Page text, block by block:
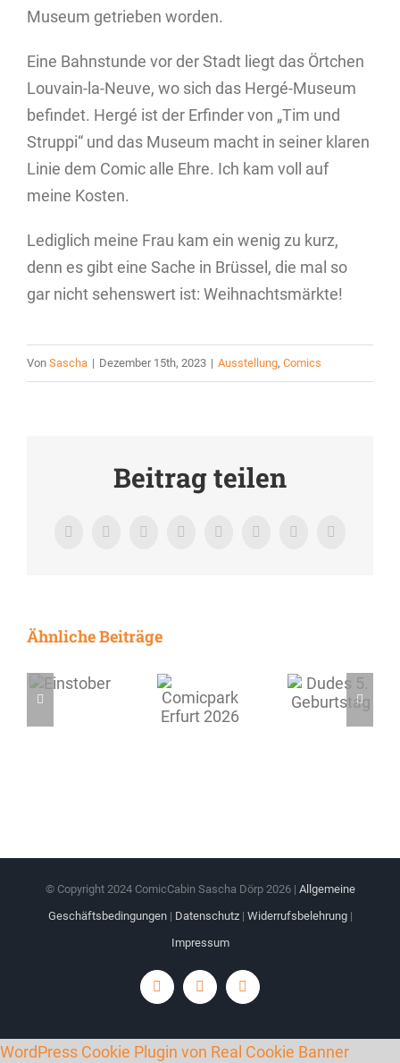
Museum getrieben worden.
Eine Bahnstunde vor der Stadt liegt das Örtchen
Louvain-la-Neuve, wo sich das Hergé-Museum
befindet. Hergé ist der Erfinder von „Tim und
Struppi“ und das Museum macht in seiner klaren
Linie dem Comic alle Ehre. Ich kam voll auf
meine Kosten.
Lediglich meine Frau kam ein wenig zu kurz,
denn es gibt eine Sache in Brüssel, die mal so
gar nicht sehenswert ist: Weihnachtsmärkte!
Von Sascha | Dezember 15th, 2023 | Ausstellung, Comics
Beitrag teilen
Facebook
X LinkedInWhatsAppTumblrPinterestVk
E-
Ähnliche Beiträge
© Copyright 2024 ComicCabin Sascha Dörp 2026 | Allgemeine
Geschäftsbedingungen| Datenschutz| Widerrufsbelehrung|
Impressum
InstagramFacebookYouTube
WordPress Cookie Plugin von Real Cookie Banner